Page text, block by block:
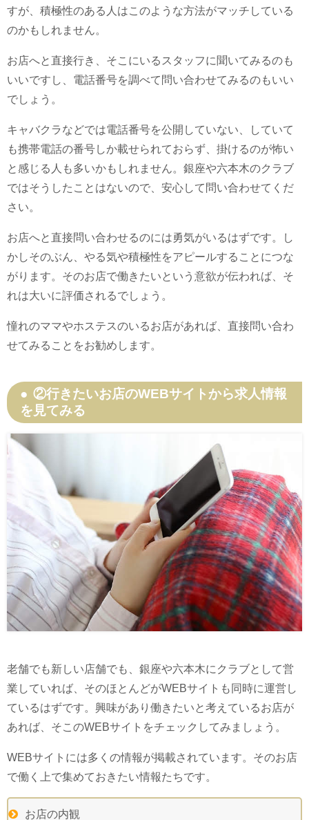
すが、積極性のある人はこのような方法がマッチしている
のかもしれません。
お店へと直接行き、そこにいるスタッフに聞いてみるのも
いいですし、電話番号を調べて問い合わせてみるのもいい
でしょう。
キャバクラなどでは電話番号を公開していない、していて
も携帯電話の番号しか載せられておらず、掛けるのが怖い
と感じる人も多いかもしれません。銀座や六本木のクラブ
ではそうしたことはないので、安心して問い合わせてくだ
さい。
お店へと直接問い合わせるのには勇気がいるはずです。し
かしそのぶん、やる気や積極性をアピールすることにつな
がります。そのお店で働きたいという意欲が伝われば、そ
れは大いに評価されるでしょう。
憧れのママやホステスのいるお店があれば、直接問い合わ
せてみることをお勧めします。
②行きたいお店のWEBサイトから求人情報
を見てみる
老舗でも新しい店舗でも、銀座や六本木にクラブとして営
業していれば、そのほとんどがWEBサイトも同時に運営し
ているはずです。興味があり働きたいと考えているお店が
あれば、そこのWEBサイトをチェックしてみましょう。
WEBサイトには多くの情報が掲載されています。そのお店
で働く上で集めておきたい情報たちです。
お店の内観